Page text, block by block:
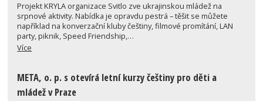
Projekt KRYLA organizace Svitlo zve ukrajinskou mládež na
srpnové aktivity. Nabídka je opravdu pestrá – těšit se můžete
například na konverzační kluby češtiny, filmové promítání, LAN
party, piknik, Speed Friendship,…
Více
META, o. p. s otevírá letní kurzy češtiny pro děti a
mládež v Praze